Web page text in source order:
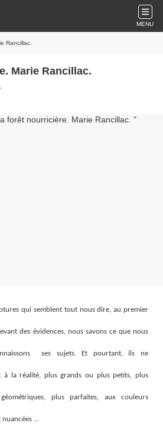
MENU
Rancillac.
Marie Rancillac.
qui semblent tout nous dire, au premier
des évidences, nous savons ce que nous
ses sujets.Et pourtant, ils ne
à la réalité, plus grands ou plus petits, plus
plus parfaites, aux couleurs
nuancées …